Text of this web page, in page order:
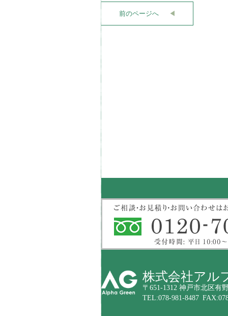
前のページへ ◀︎
株式会社アル
〒651-1312 神戸市北区有
TEL:078-981-8487